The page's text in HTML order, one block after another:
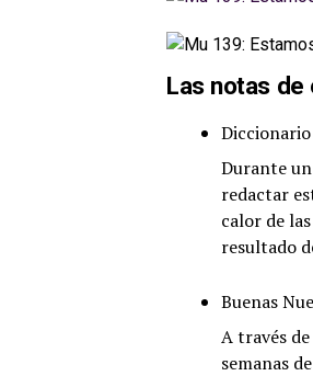
Las notas
Durante
redactar
calor de
resultado
Buenas
A través
semanas